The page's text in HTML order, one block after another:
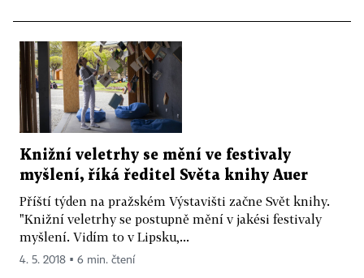
Knižní veletrhy se mění ve festivaly
myšlení, říká ředitel Světa knihy Auer
Příští týden na pražském Výstavišti začne Svět knihy.
"Knižní veletrhy se postupně mění v jakési festivaly
myšlení. Vidím to v Lipsku,...
4. 5. 2018 ▪ 6 min. čtení